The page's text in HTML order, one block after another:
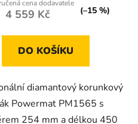
4 559 Kč (–15 %)
DO KOŠÍKU
diamantový korunkový
Powermat PM1565 s
254 mm a délkou 450